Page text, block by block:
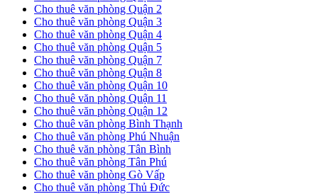
Cho thuê văn phòng Quận 2
Cho thuê văn phòng Quận 3
Cho thuê văn phòng Quận 4
Cho thuê văn phòng Quận 5
Cho thuê văn phòng Quận 7
Cho thuê văn phòng Quận 8
Cho thuê văn phòng Quận 10
Cho thuê văn phòng Quận 11
Cho thuê văn phòng Quận 12
Cho thuê văn phòng Bình Thạnh
Cho thuê văn phòng Phú Nhuận
Cho thuê văn phòng Tân Bình
Cho thuê văn phòng Tân Phú
Cho thuê văn phòng Gò Vấp
Cho thuê văn phòng Thủ Đức